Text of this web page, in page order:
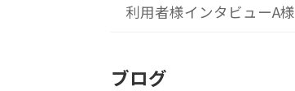
利用者様インタビューA様
ブログ